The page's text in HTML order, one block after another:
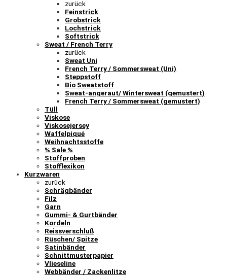
zurück
Feinstrick
Grobstrick
Lochstrick
Softstrick
Sweat / French Terry
zurück
Sweat Uni
French Terry / Sommersweat (Uni)
Steppstoff
Bio Sweatstoff
Sweat-angeraut/ Wintersweat (gemustert)
French Terry / Sommersweat (gemustert)
Tüll
Viskose
Viskosejersey
Waffelpiqué
Weihnachtsstoffe
% Sale %
Stoffproben
Stofflexikon
Kurzwaren
zurück
Schrägbänder
Filz
Garn
Gummi- & Gurtbänder
Kordeln
Reissverschluß
Rüschen/ Spitze
Satinbänder
Schnittmusterpapier
Vlieseline
Webbänder / Zackenlitze